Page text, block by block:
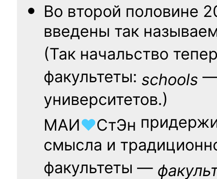
Во второй половине
введены так
(Так начальство
факультеты: schools —
университетов.)
МАИ♥СтЭн
смысла и
факультеты —